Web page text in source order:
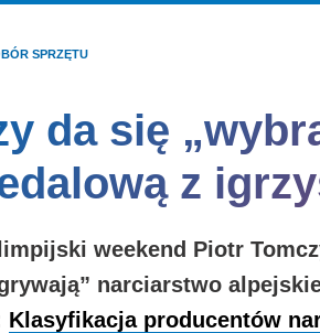
SPRZĘTU
da się
z
weekend Piotr
narciarstwo
Klasyfikacja producentów